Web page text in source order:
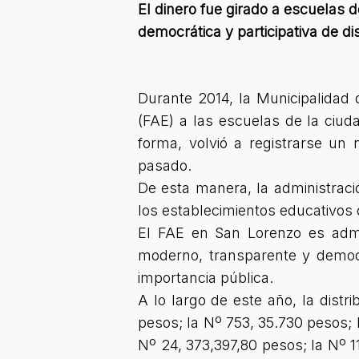
El dinero fue girado a escuelas
democrática y participativa de
Durante 2014, la Municipalidad
(FAE) a las escuelas de la
forma, volvió a registrarse un
pasado.
De esta manera, la
los establecimientos
El FAE en San Lorenzo es
moderno, transparente y
importancia pública.
A lo largo de este año, la
pesos; la Nº 753, 35.730 pesos;
Nº 24, 373,397,80 pesos; la Nº